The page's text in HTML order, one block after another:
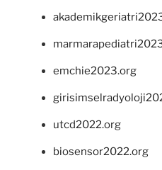
emchie2023.org
utcd2022.org
biosensor2022.org